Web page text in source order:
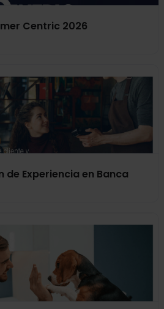
Centric 2026
de Experiencia en Banca